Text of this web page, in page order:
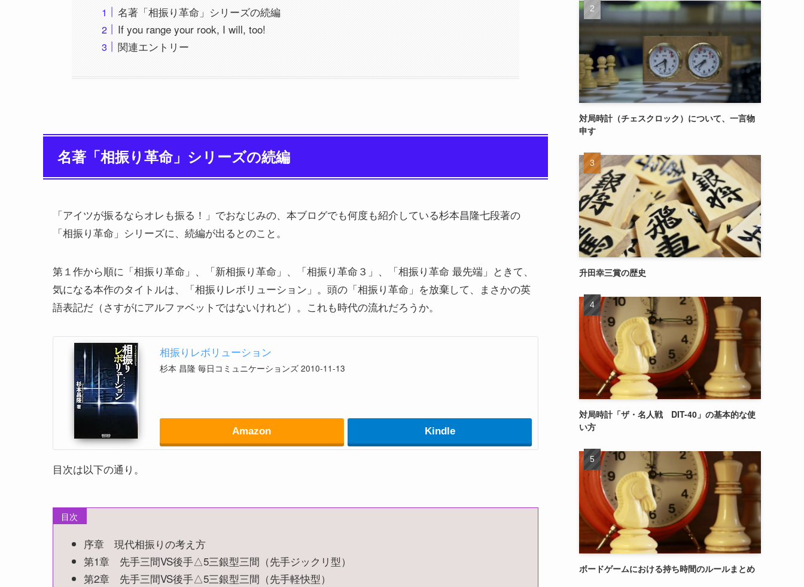
名著「相振り革命」シリーズの続編
If you range your rook, I will, too!
関連エントリー
名著「相振り革命」シリーズの続編
「アイツが振るならオレも振る！」でおなじみの、本ブログでも何度も紹介している杉本昌隆七段著の
「相振り革命」シリーズに、続編が出るとのこと。
第１作から順に「相振り革命」、「新相振り革命」、「相振り革命３」、「相振り革命 最先端」ときて、
気になる本作のタイトルは、「相振りレボリューション」。頭の「相振り革命」を放棄して、まさかの英
語表記だ（さすがにアルファベットではないけれど）。これも時代の流れだろうか。
相振りレボリューション
杉本 昌隆 毎日コミュニケーションズ 2010-11-13
Amazon Kindle
目次は以下の通り。
目次
序章 現代相振りの考え方
第1章 先手三間VS後手△5三銀型三間（先手ジックリ型）
第2章 先手三間VS後手△5三銀型三間（先手軽快型）
対局時計（チェスクロック）について、一言物
申す
升田幸三賞の歴史
対局時計「ザ・名人戦 DIT-40」の基本的な使
い方
ボードゲームにおける持ち時間のルールまとめ